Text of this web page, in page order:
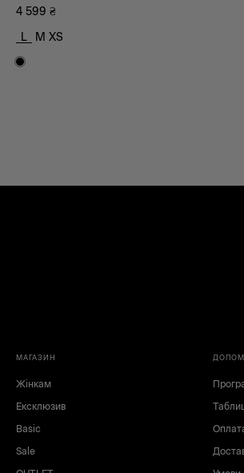
4 599 ₴
L
M XS
МАГАЗИН
Жінкам
Ексклюзив
Basic
Sale